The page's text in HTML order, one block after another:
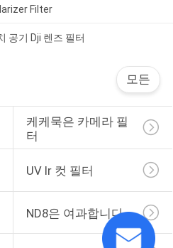
Filter
공기 Dji 렌즈 필터
모든
케케묵은 카메라 필
터
UV Ir 컷 필터
ND8은 여과합니다